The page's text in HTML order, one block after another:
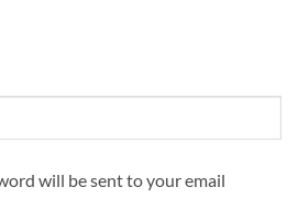
will be sent to your email